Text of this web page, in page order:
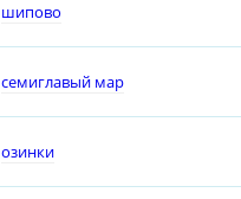
шипово
семиглавый мар
озинки